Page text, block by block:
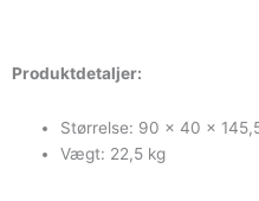
Produktdetaljer:
Størrelse: 90 x 40 x
Vægt: 22,5 kg